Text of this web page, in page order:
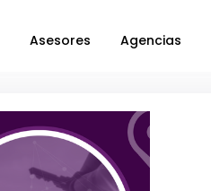
Asesores Agencias